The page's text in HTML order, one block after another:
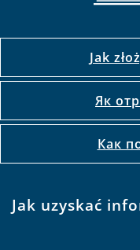
Jak
Як
Как
Jak uzyskać